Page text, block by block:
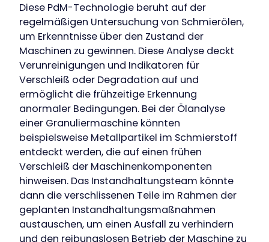
Diese PdM-Technologie beruht auf der
regelmäßigen Untersuchung von Schmierölen,
um Erkenntnisse über den Zustand der
Maschinen zu gewinnen. Diese Analyse deckt
Verunreinigungen und Indikatoren für
Verschleiß oder Degradation auf und
ermöglicht die frühzeitige Erkennung
anormaler Bedingungen. Bei der Ölanalyse
einer Granuliermaschine könnten
beispielsweise Metallpartikel im Schmierstoff
entdeckt werden, die auf einen frühen
Verschleiß der Maschinenkomponenten
hinweisen. Das Instandhaltungsteam könnte
dann die verschlissenen Teile im Rahmen der
geplanten Instandhaltungsmaßnahmen
austauschen, um einen Ausfall zu verhindern
und den reibungslosen Betrieb der Maschine zu